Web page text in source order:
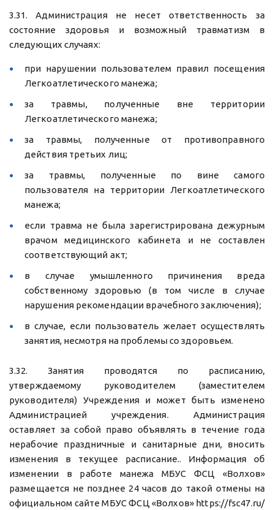
3.31. Администрация не несет ответственность за
состояние здоровья и возможный травматизм в
следующих случаях:
при нарушении пользователем правил посещения
Легкоатлетического манежа;
за травмы, полученные вне территории
Легкоатлетического манежа;
за травмы, полученные от противоправного
действия третьих лиц;
за травмы, полученные по вине самого
пользователя на территории Легкоатлетического
манежа;
если травма не была зарегистрирована дежурным
врачом медицинского кабинета и не составлен
соответствующий акт;
в случае умышленного причинения вреда
собственному здоровью (в том числе в случае
нарушения рекомендации врачебного заключения);
в случае, если пользователь желает осуществлять
занятия, несмотря на проблемы со здоровьем.
3.32. Занятия проводятся по расписанию,
утверждаемому руководителем (заместителем
руководителя) Учреждения и может быть изменено
Администрацией учреждения. Администрация
оставляет за собой право объявлять в течение года
нерабочие праздничные и санитарные дни, вносить
изменения в текущее расписание.. Информация об
изменении в работе манежа МБУС ФСЦ «Волхов»
размещается не позднее 24 часов до такой отмены на
официальном сайте МБУС ФСЦ «Волхов» https://fsc47.ru/